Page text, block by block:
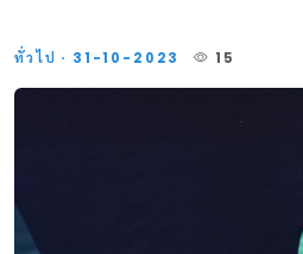
ทั่วไป · 31-10-2023 15